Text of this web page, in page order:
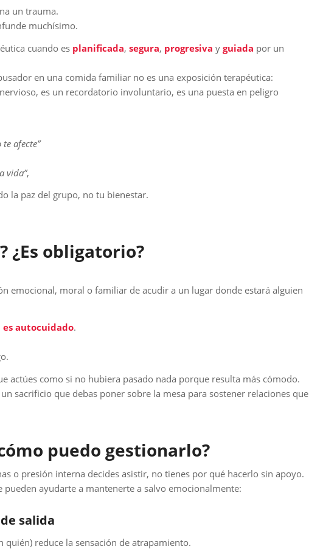
un trauma.
muchísimo.
cuando es planificada, segura, progresiva y guiada por un
en una comida familiar no es una exposición terapéutica:
es un recordatorio involuntario, es una puesta en peligro
afecte”
vida”,
la paz del grupo, no tu bienestar.
¿Es obligatorio?
emocional, moral o familiar de acudir a un lugar donde estará alguien
es autocuidado.
actúes como si no hubiera pasado nada porque resulta más cómodo.
sacrificio que debas poner sobre la mesa para sostener relaciones que
puedo gestionarlo?
o presión interna decides asistir, no tienes por qué hacerlo sin apoyo.
pueden ayudarte a mantenerte a salvo emocionalmente:
salida
quién) reduce la sensación de atrapamiento.